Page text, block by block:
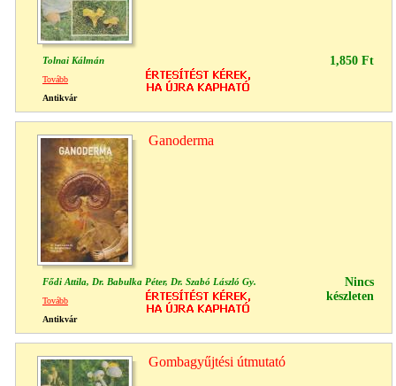
Tolnai Kálmán 1,850 Ft
Tovább
Antikvár
Ganoderma
Fődi Attila, Dr. Babulka Péter, Dr. Szabó László Gy.
Nincs
készleten
Tovább
Antikvár
Gombagyűjtési útmutató